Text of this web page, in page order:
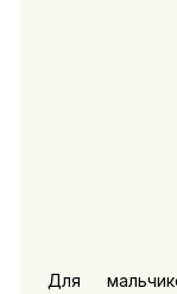
Для